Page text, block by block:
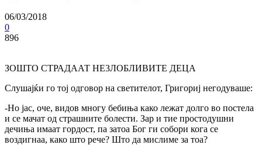
06/03/2018
0
896
ЗОШТО СТРАДААТ НЕ3ЛОБЛИВИТЕ ДЕЦА
Слушајќи го тој одговор на светителот, Григориј негодуваше:
-Ho jac, оче, видов многу бебиња како лежат долго во постела
и се мачат од страшните болести. Зар и тие простодушни
дечиња имаат гордост, па затоа Бог ги собори кога се
воздигнаа, како што рече? Што да мислиме за тоа?